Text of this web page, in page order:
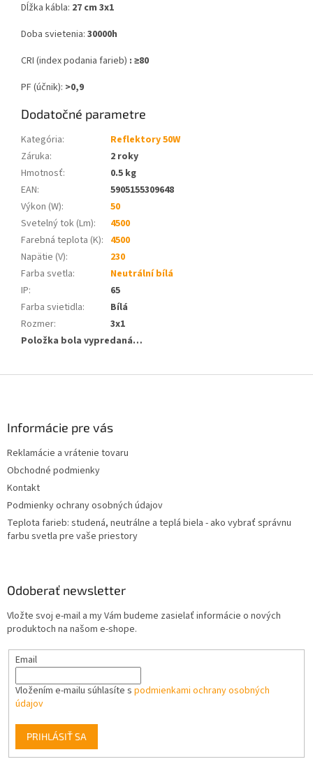
Dĺžka kábla: 27 cm 3x1
Doba svietenia: 30000h
CRI (index podania farieb) : ≥80
PF (účnik): >0,9
Dodatočné parametre
Kategória:
Reflektory 50W
Záruka:
2 roky
Hmotnosť:
0.5 kg
EAN:
5905155309648
Výkon (W):
50
Svetelný tok (Lm):
4500
Farebná teplota (K): 4500
Napätie (V):
230
Farba svetla:
Neutrální bílá
IP:
65
Farba svietidla:
Bílá
Rozmer:
3x1
Položka bola vypredaná…
Informácie pre vás
Reklamácie a vrátenie tovaru
Obchodné podmienky
Kontakt
Podmienky ochrany osobných údajov
Teplota farieb: studená, neutrálne a teplá biela - ako vybrať správnu
farbu svetla pre vaše priestory
Odoberať newsletter
Vložte svoj e-mail a my Vám budeme zasielať informácie o nových
produktoch na našom e-shope.
Email
Vložením e-mailu súhlasíte s podmienkami ochrany osobných
údajov
PRIHLÁSIŤ SA